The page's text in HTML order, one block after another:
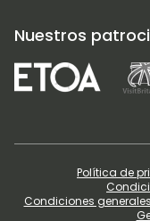
Nuestros
Política de
Condiciones